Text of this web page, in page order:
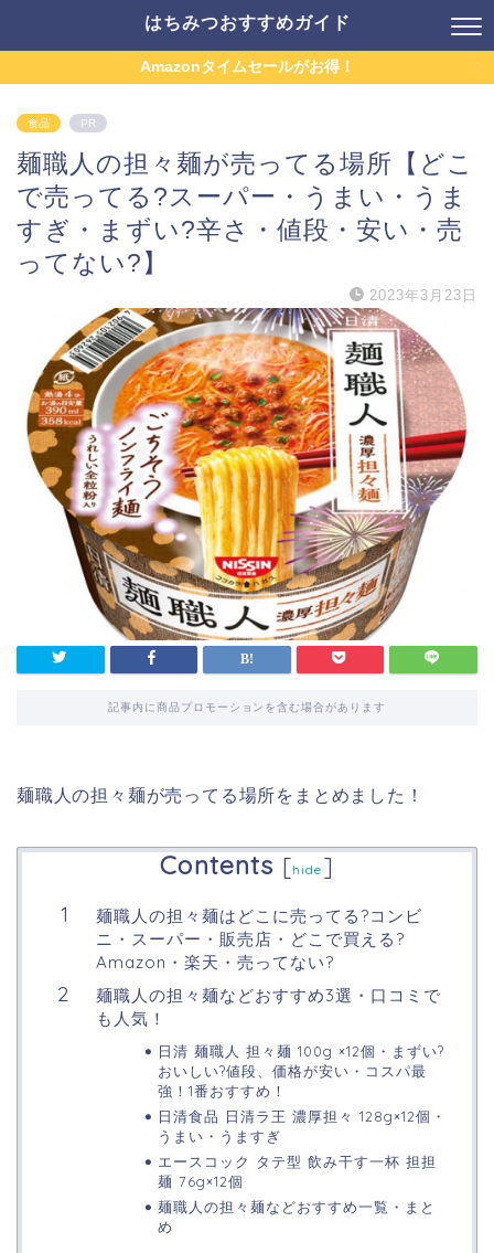
はちみつおすすめガイド
Amazonタイムセールがお得！
食品 PR
麺職人の担々麺が売ってる場所【どこ
で売ってる?スーパー・うまい・うま
すぎ・まずい?辛さ・値段・安い・売
ってない?】
2023年3月23日
記事内に商品プロモーションを含む場合があります
麺職人の担々麺が売ってる場所をまとめました！
Contents [hide ]
麺職人の担々麺はどこに売ってる?コンビ
ニ・スーパー・販売店・どこで買える?
Amazon・楽天・売ってない?
麺職人の担々麺などおすすめ3選・口コミで
も人気！
日清 麺職人 担々麺 100g ×12個・まずい?
おいしい?値段、価格が安い・コスパ最
強！1番おすすめ！
日清食品 日清ラ王 濃厚担々 128g×12個・
うまい・うますぎ
エースコック タテ型 飲み干す一杯 担担
麺 76g×12個
麺職人の担々麺などおすすめ一覧・まと
め